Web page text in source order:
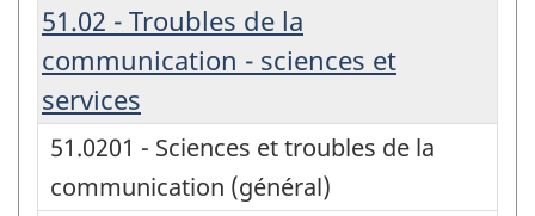
51.02 - Troubles de la
communication - sciences et
services
51.0201 - Sciences et troubles de la
communication (général)